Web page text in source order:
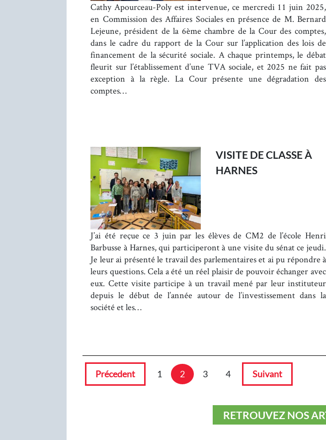
Cathy Apourceau-Poly est intervenue, ce mercredi 11 juin 2025,
en Commission des Affaires Sociales en présence de M. Bernard
Lejeune, président de la 6ème chambre de la Cour des comptes,
dans le cadre du rapport de la Cour sur l’application des lois de
financement de la sécurité sociale. A chaque printemps, le débat
fleurit sur l’établissement d’une TVA sociale, et 2025 ne fait pas
exception à la règle. La Cour présente une dégradation des
comptes…
VISITE DE CLASSE À
HARNES
J’ai été reçue ce 3 juin par les élèves de CM2 de l’école Henri
Barbusse à Harnes, qui participeront à une visite du sénat ce jeudi.
Je leur ai présenté le travail des parlementaires et ai pu répondre à
leurs questions. Cela a été un réel plaisir de pouvoir échanger avec
eux. Cette visite participe à un travail mené par leur instituteur
depuis le début de l’année autour de l’investissement dans la
société et les…
Précedent 1 2 3 4 Suivant
RETROUVEZ NOS